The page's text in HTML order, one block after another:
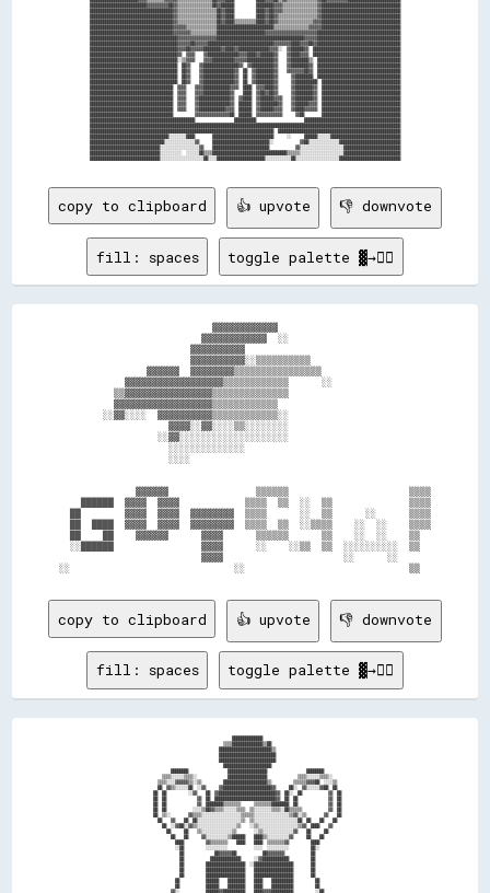
copy to clipboard 👍 upvote 👎 downvote
fill: spaces toggle palette ▓→✊🏽
                            ▓▓▓▓▓▓▓▓▓▓▓▓
                          ▓▓▓▓▓▓▓▓▓▓▓▓  ░░
                        ▓▓▓▓▓▓▓▓▓▓
                        ▓▓▓▓▓▓▓▓▓▓░░▒▒▒▒▒▒▒▒▒▒
                ▓▓▓▓▓▓  ▓▓▓▓▓▓▓▓▒▒▒▒▒▒▒▒▒▒▒▒▒▒▒▒
            ▓▓▓▓▓▓▓▓▓▓▓▓▓▓▓▓▓▓▒▒▒▒▒▒▒▒▒▒▒▒      ░░
          ▒▒▓▓▓▓▓▓▓▓▓▓▓▓▓▓▓▓▒▒▒▒▒▒▒▒▒▒▒▒▒▒
          ▓▓▓▓▓▓▓▓▓▓▓▓▓▓▓▓▓▓▒▒▒▒▒▒▒▒▒▒▒▒
        ░░▓▓░░░░  ▓▓▓▓▓▓▓▓▓▓▒▒▒▒▒▒▒▒▒▒▒▒░░
                    ▓▓▓▓░░▓▓░░░░▒▒░░░░░░░░
                  ░░▓▓░░░░░░░░░░░░░░░░░░░░
                    ░░░░░░░░░░░░░░
                    ░░░░
              ▓▓▓▓▓▓                ▒▒▒▒▒▒                      ▒▒▒▒
    ██████  ▓▓▓▓  ▓▓▓▓            ▒▒▒▒  ▒▒  ░░  ▒▒              ▒▒▒▒
  ██        ▓▓▓▓  ▓▓▓▓  ▓▓▓▓▓▓▓▓  ▒▒▒▒      ░░  ▒▒      ░░      ▒▒▒▒
  ██  ████  ▓▓▓▓  ▓▓▓▓  ▓▓▓▓▓▓▓▓  ▒▒▒▒  ▒▒  ░░▒▒▒▒    ░░  ░░    ▒▒▒▒
  ██    ██    ▓▓▓▓▓▓      ▓▓▓▓      ▒▒▒▒▒▒      ▒▒    ░░  ░░    ▒▒
  ░░██████                ▓▓▓▓      ░░    ░░▒▒  ▒▒  ░░░░░░░░░░  ▒▒
                          ▓▓▓▓                      ░░      ░░
copy to clipboard 👍 upvote 👎 downvote
fill: spaces toggle palette ▓→✊🏽
                                                                  ██████████████                                                                
                                                              ▒▒▒▒██████████████▒▒██                                                            
                                                            ████████████████████████▒▒                                                          
                                                            ██████████████████████████                                                          
                                                            ██████████████████████████                                                          
                                                              ██████████████████████                                                            
                                      ████████                  ██████████████████                  ████████                                    
                                  ▒▒▒▒░░░░░░▒▒▒▒░░              ██████████████████              ▒▒▒▒░░░░░░▒▒▒▒░░                                
                                ▒▒▒▒░░░░▓▓▓▓▓▓▒▒░░▒▒          ████████████████████▒▒          ▒▒▒▒▒▒▓▓▓▓██  ░░░░▒▒                              
                                ██  ▓▓▒▒░░░░░░██  ░░▓▓      ▓▓██████████████████████▓▓      ██░░  ▓▓░░░░░░▓▓██  ██                              
                              ██  ██          ░░▓▓    ██  ▓▓██████████████████████████▓▓  ██░░  ██            ▓▓  ██                            
                              ██  ██              ▓▓  ██  ████████████████████████████▓▓  ██  ██              ▓▓  ██                            
                              ██  ██              ▓▓  ████████▒▒▒▒▒▒▒▒      ▒▒▒▒▒▒▒▒████████  ██              ▓▓  ██                            
                              ██  ██            ░░░░▒▒██▓▓▒▒▒▒░░░░░░▒▒▒▒  ▒▒░░░░░░░░▒▒▒▒░░██▒▒▒▒▒▒            ▓▓  ██                            
                              ██  ▒▒░░        ▓▓▒▒▒▒░░░░░░░░░░░░░░░░░░▒▒▒▒▒▒░░░░░░░░░░░░░░░░▒▒▓▓░░▒▒        ▓▓    ██                            
                                ██    ▓▓    ██  ██░░░░░░░░░░░░░░░░░░░░▒▒  ▒▒░░░░░░░░░░░░░░░░░░░░██  ██    ██    ██                              
                                  ██  ░░▓▓██░░▓▓▒▒░░░░░░░░░░░░░░░░░░▒▒    ░░▒▒░░░░░░░░░░░░░░░░░░▒▒▓▓  ████    ▓▓                                
                                    ██      ██    ▒▒░░░░░░░░░░░░░░▒▒        ░░▒▒░░░░░░░░░░░░░░▓▓    ██      ██                                  
                                      ██    ██      ▓▓░░░░░░░░░░▒▒██████    ████▒▒░░░░░░░░░░▓▓      ██    ██                                    
                                        ████          ▓▓▒▒▒▒▒▒▒▒    ████    ████  ▒▒▒▒▒▒▒▒▓▓          ████                                      
                                        ░░██          ░░░░░░░░░░            ░░░░  ░░░░░░░░░░          ██░░                                      
                                          ██              ██▓▓▓▓▓▓██            ██▓▓▓▓▓▓▓▓            ██                                        
                                          ██            ██████████████      ░░▓▓████████████          ██                                        
                                          ██          ██████████████████  ░░██████████████████        ██                                        
                                          ██          ██████████████████    ██████████████████        ██                                        
                                          ██          ██████████████████    ██████████████████        ██                                        
                                        ██            ██████    ████████    ████    ██████████          ██                                      
                                        ██            ██████    ████████    ████    ██████████          ██                                      
                                      ▓▓░░            ██████▓▓██████████    ████▓▓▓▓██████████          ░░██                                    
                                      ▓▓                ██            ██    ██            ██              ██                                    
                                      ▓▓                  ██        ████  ░░████        ██                ██                                    
                                      ▓▓                    ██████████████████████████▓▓                  ██                                    
                                      ▓▓                    ████░░▒▒██████████████▒▒░░██▓▓                ██                                    
                                      ░░▓▓                ▓▓░░      ░░░░██████░░░░    ░░░░██            ██░░                                    
                                        ██          ▓▓    ██            ░░██              ██    ▓▓      ██                                      
                                        ██          ████    ██            ▓▓            ██    ████      ██                                      
                                          ██        ██  ██████            ▓▓            ██████  ██      ██                                      
                                          ██        ██  ██  ██████████████████████████████  ██  ██    ██                                        
                                        ▒▒████      ░░████  ░░░░██░░░░██░░░░░░██░░░░██░░░░  ██▒▒░░  ▒▒██▒▒                                      
                                      ▓▓▓▓▓▓▒▒▓▓      ░░██▓▓    ██    ██    ░░██    ██    ████▒▒  ▓▓▓▓▓▓▒▒▓▓                                    
                                    ▒▒▒▒▒▒▒▒▒▒▒▒▒▒      ░░░░▓▓████    ██    ░░██    ██▓▓▓▓░░░░  ▓▓▒▒▒▒▒▒▒▒▓▓██                                  
                                    ██▒▒▒▒▒▒▒▒▒▒▒▒▓▓          ░░██████████████████████        ██▒▒▒▒▒▒▒▒▒▒▒▒██                                  
      ████████                    ██▒▒▒▒▒▒▒▒▒▒▒▒▒▒▓▓████                                  ████▒▒▒▒▒▒▒▒▒▒▒▒▒▒▒▒██                    ████████    
    ██        ████        ██████  ██▒▒▒▒▒▒▒▒▒▒▒▒▒▒▒▒▒▒▒▒██████                      ██████▒▒▒▒▒▒▒▒▒▒▒▒▒▒▒▒▒▒▒▒▓▓  ██████        ████        ██  
  ▒▒░░        ░░▒▒▒▒██  ▒▒░░▒▒██  ██▒▒▓▓▓▓▓▓▓▓▓▓▒▒▒▒▒▒▒▒▓▓████▒▒▒▒▒▒▒▒▒▒▒▒▒▒▒▒▒▒▒▒▒▒████▓▓▒▒▒▒▒▒▒▒▓▓▓▓▓▓▓▓▓▓▒▒▓▓  ██▒▒░░██  ▒▒▒▒▒▒          ░░▒▒
  ░░▓▓            ░░▒▒▒▒░░    ██▒▒▓▓▓▓▓▓▓▓▓▓▓▓▓▓▓▓▓▓▒▒▒▒▒▒▓▓▓▓██████████▓▓██████████▓▓▒▒▒▒▒▒▒▒██▓▓▓▓▓▓▓▓▓▓▓▓▓▓▓▓▒▒██    ▒▒▒▒░░░░            ▓▓░░
      ▓▓                    ▓▓▒▒▒▒▒▒▓▓▒▒▒▒▒▒▒▒██▒▒▓▓██▒▒▒▒▒▒▒▒▓▓██████████████████▒▒▒▒▒▒▒▒▒▒██▒▒▒▒▓▓▒▒▒▒▒▒▒▒▓▓▒▒▒▒▒▒▓▓    ░░              ▓▓    
        ████              ██▒▒▒▒▒▒▒▒▒▒▒▒▒▒▒▒██▒▒▒▒▒▒▒▒████▒▒▒▒▒▒▒▒▒▒██████████▒▒▒▒▒▒▒▒▒▒████▒▒▒▒▒▒▓▓██▒▒▒▒▒▒▒▒▒▒▒▒▒▒▒▒██              ▓▓██      
          ████████████████▒▒▒▒▒▒▒▒▒▒▒▒▒▒▒▒▒▒██▒▒▒▒▒▒▒▒▒▒▒▒██████▒▒▒▒▒▒▒▒▒▒▒▒▒▒▒▒▒▒██████▒▒▒▒▒▒▒▒▒▒▒▒██▒▒▒▒▒▒▒▒▒▒▒▒▒▒▒▒▒▒████████████████        
          ██▒▒▒▒▒▒▒▒▒▒▒▒▒▒▒▒▒▒▒▒▒▒▒▒▒▒▒▒▒▒▒▒██▒▒▒▒▒▒▒▒▒▒▒▒▒▒▒▒▓▓██████████████████▒▒▒▒▒▒▒▒▒▒▒▒▒▒▒▒▒▒██▒▒▒▒▒▒▒▒▒▒▒▒▒▒▒▒▒▒▒▒▒▒▒▒▒▒▒▒▒▒▒▒██        
            ██▒▒▒▒▒▒▒▒▒▒▒▒▒▒▒▒▒▒▒▒▒▒▒▒▒▒▒▒▒▒██▒▒▒▒▒▒▒▒▒▒▒▒▒▒▒▒▒▒▒▒▒▒▒▒▒▒▒▒▒▒▒▒▒▒▒▒▒▒▒▒▒▒▒▒▒▒▒▒▒▒▒▒▒▒██▒▒▒▒▒▒▒▒▒▒▒▒▒▒▒▒▒▒▒▒▒▒▒▒▒▒▒▒▒▒██          
            ██▒▒▒▒▒▒▒▒▒▒▒▒▒▒▒▒▒▒▒▒▒▒▒▒▒▒▒▒▒▒██▒▒▓▓▓▓▓▓▓▓▓▓▓▓▓▓▓▓▓▓▓▓▓▓▓▓▓▓▓▓▓▓▓▓▓▓▓▓▓▓▓▓▓▓▓▓▓▓▓▓▓▓▒▒██▒▒▒▒▒▒▒▒▒▒▒▒▒▒▒▒▒▒▒▒▒▒▒▒▒▒▒▒▒▒██          
            ░░██▒▒▒▒▒▒▒▒▒▒▒▒▒▒▒▒▒▒▒▒▒▒▒▒▒▒▒▒████▒▒▒▒▒▒▒▒▒▒▒▒▒▒▒▒▒▒▒▒▒▒▒▒▒▒▒▒▒▒▒▒▒▒▒▒▒▒▒▒▒▒▒▒▒▒▒▒▒▒████▒▒▒▒▒▒▒▒▒▒▒▒▒▒▒▒▒▒▒▒▒▒▒▒▒▒▒▒██            
              ██▒▒▒▒▒▒▒▒▒▒▒▒▒▒▒▒▒▒▒▒▒▒▒▒▒▒▒▒██▒▒▒▒▒▒▒▒▒▒▒▒▒▒▒▒▒▒▒▒▒▒▒▒▒▒▒▒▒▒▒▒▒▒▒▒▒▒▒▒▒▒▒▒▒▒▒▒▒▒▒▒▒▒██▒▒▒▒▒▒▒▒▒▒▒▒▒▒▒▒▒▒▒▒▒▒▒▒▒▒▒▒██            
                ██▒▒▒▒▒▒▒▒▒▒▒▒▒▒▒▒▒▒▒▒▒▒▒▒██▒▒▒▒▒▒▒▒▒▒▒▒▒▒▒▒▒▒▒▒▒▒▒▒▒▒▒▒▒▒▒▒▒▒▒▒▒▒▒▒▒▒▒▒▒▒▒▒▒▒▒▒▒▒▒▒▒▒██▒▒▒▒▒▒▒▒▒▒▒▒▒▒▒▒▒▒▒▒▒▒▒▒██              
                  ██▒▒▒▒▒▒▒▒▒▒▒▒▒▒▒▒▒▒▒▒▒▒██▒▒▒▒▒▒▒▒▒▒▒▒▒▒▒▒▒▒▒▒▒▒▒▒▒▒▒▒▒▒▒▒▒▒▒▒▒▒▒▒▒▒▒▒▒▒▒▒▒▒▒▒▒▒▒▒▒▒██▒▒▒▒▒▒▒▒▒▒▒▒▒▒▒▒▒▒▒▒▒▒██                
                    ▓▓▒▒▒▒▒▒▒▒▒▒▒▒▒▒▒▒▒▒▒▒██▒▒▒▒▒▒▒▒▒▒▒▒▒▒▒▒▒▒▒▒▒▒▒▒▒▒▒▒▒▒▒▒▒▒▒▒▒▒▒▒▒▒▒▒▒▒▒▒▒▒▒▒▒▒▒▒▒▒██▒▒▒▒▒▒▒▒▒▒▒▒▒▒▒▒▒▒▒▒▓▓                  
                      ▓▓▒▒▒▒▒▒▒▒▒▒▒▒▒▒▒▒▒▒██▒▒▒▒▒▒▒▒▒▒▒▒▒▒▒▒▒▒▒▒▒▒▒▒▒▒▒▒▒▒▒▒▒▒▒▒▒▒▒▒▒▒▒▒▒▒▒▒▒▒▒▒▒▒▒▒▒▒██▒▒▒▒▒▒▒▒▒▒▒▒▒▒▒▒▒▒▓▓░░                  
                        ████▒▒▒▒▒▒▒▒▒▒▒▒████▒▒▒▒▒▒▒▒▒▒▒▒▒▒▒▒▒▒▒▒▒▒▒▒▒▒▒▒▒▒▒▒▒▒▒▒▒▒▒▒▒▒▒▒▒▒▒▒▒▒▒▒▒▒▒▒▒▒████▒▒▒▒▒▒▒▒▒▒▒▒████                      
                            ██████████▓▓  ██▒▒▒▒▒▒▒▒▒▒▒▒▒▒▒▒▒▒▒▒▒▒▒▒▒▒▒▒▒▒▒▒▒▒▒▒▒▒▒▒▒▒▒▒▒▒▒▒▒▒▒▒▒▒▒▒▒▒██  ████████████                          
                                          ██████▒▒▒▒▒▒▒▒▒▒▒▒▒▒▒▒▒▒██████████████▒▒▒▒▒▒▒▒▒▒▒▒▒▒▒▒▒▒██████                                        
                                          ████████▒▒▒▒▒▒▒▒▒▒▒▒██████████████████████▒▒▒▒▒▒▒▒▒▒▒▒██████████                                      
                                          ████████████████████████████████████████████████████████████████                                      
                                            ██████████████████████████████████████████████████████████████                                      
                                            ██████████████████████████████████████████████████████████████                                      
                                          ██████████████████████████████████████████████████████████████████                                    
                                          ██████████████████████████████████████████████████████████████████                                    
                                          ██████████████████████████████████████████████████████████████████                                    
                                          ██████████████████████████████████████████████████████████████████